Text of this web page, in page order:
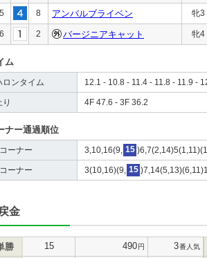
8 アンバルブライベン 牝3
2 バージニアキャット 牝4
ム
ロンタイム 12.1 - 10.8 - 11.4 - 11.8 - 11.9 -
り 4F 47.6 - 3F 36.2
ナー通過順位
ーナー 3,10,16(9, 15
ーナー 3(10,16)(9, 15
金
勝 15 490円 3番人気